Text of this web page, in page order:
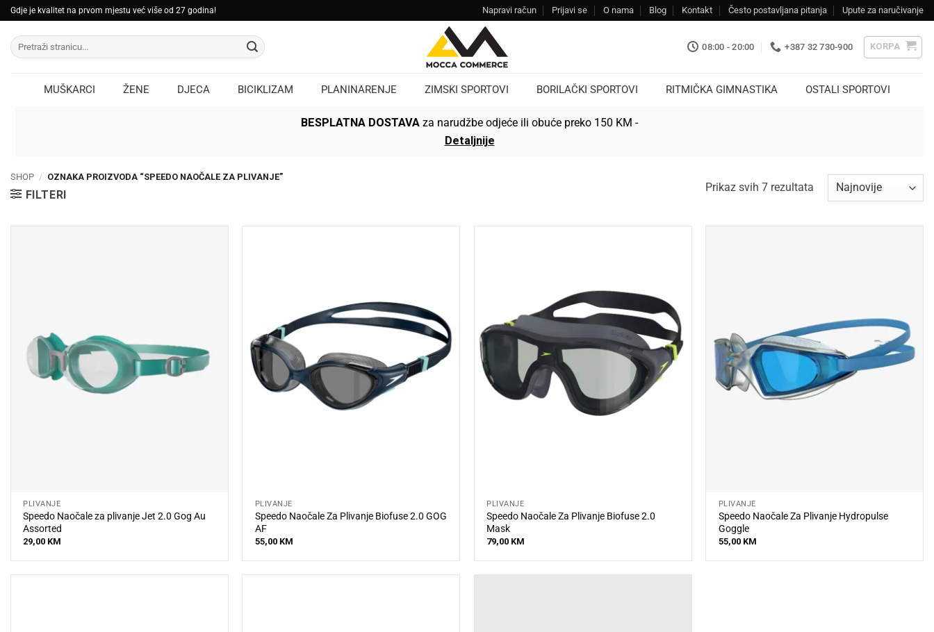
Skip
to
content
Gdje je kvalitet na prvom mjestu već više od 27 godina! Napravi račun Prijavi se O nama Blog Kontakt Često postavljana pitanja Upute za naručivanje
Pretraži:
08:00 - 20:00 +387 32 730-900 KORPA
MUŠKARCI ŽENE DJECA BICIKLIZAM PLANINARENJE ZIMSKI SPORTOVI BORILAČKI SPORTOVI RITMIČKA GIMNASTIKA OSTALI SPORTOVI
BESPLATNA DOSTAVA za narudžbe odjeće ili obuće preko 150 KM -
Detaljnije
SHOP / OZNAKA PROIZVODA “SPEEDO NAOČALE ZA PLIVANJE”
FILTERI
Prikaz svih 7 rezultataSorted
PLIVANJE
Speedo Naočale za plivanje Jet 2.0 Gog Au
Assorted
29,00 KM
PLIVANJE
Speedo Naočale Za Plivanje Biofuse 2.0 GOG
AF
55,00 KM
PLIVANJE
Speedo Naočale Za Plivanje Biofuse 2.0
Mask
79,00 KM
PLIVANJE
Speedo Naočale Za Plivanje Hydropulse
Goggle
55,00 KM